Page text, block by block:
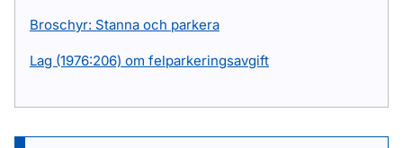
Broschyr: Stanna och parkera
Lag (1976:206) om felparkeringsavgift